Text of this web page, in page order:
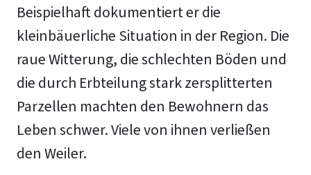
Beispielhaft dokumentiert er die
kleinbäuerliche Situation in der Region. Die
raue Witterung, die schlechten Böden und
die durch Erbteilung stark zersplitterten
Parzellen machten den Bewohnern das
Leben schwer. Viele von ihnen verließen
den Weiler.